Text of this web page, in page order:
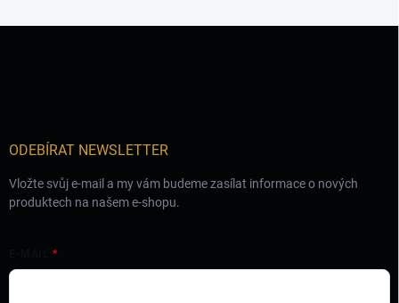
ODEBÍRAT NEWSLETTER
Vložte svůj e-mail a my vám budeme zasílat informace o nových
produktech na našem e-shopu.